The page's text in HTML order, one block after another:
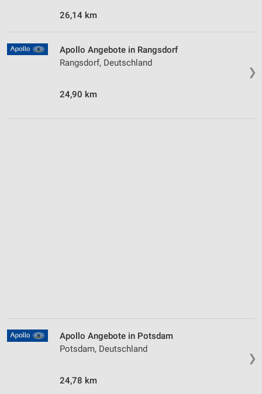
26,14 km
❯
Apollo Angebote in Rangsdorf
Rangsdorf, Deutschland
24,90 km
❯
Apollo Angebote in Potsdam
Potsdam, Deutschland
24,78 km